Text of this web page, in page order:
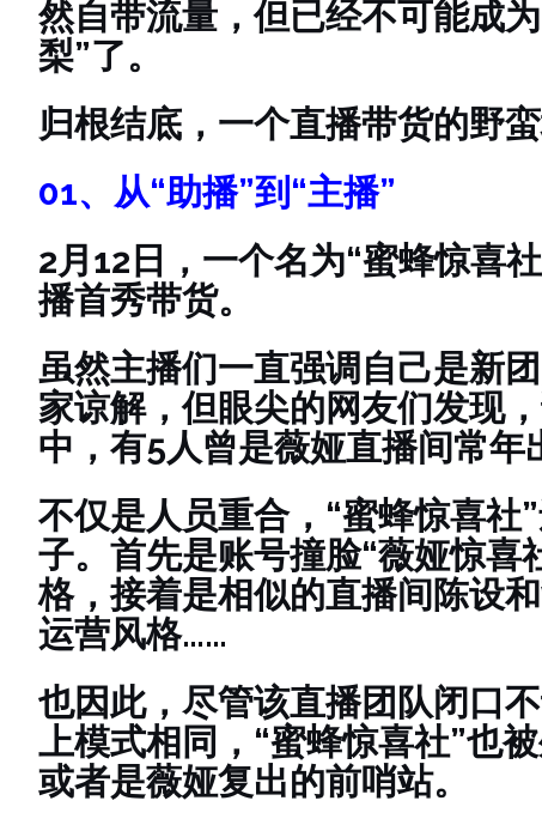
然自带流量，但已经不可能成
梨”了。
归根结底，一个直播带货的野
01、 从“助播”到“主播”
2月12日，一个名为“蜜蜂惊喜
播首秀带货。
虽然主播们一直强调自己是新
家谅解，但眼尖的网友们发现
中，有5人曾是薇娅直播间常年
不仅是人员重合，“蜜蜂惊喜社
子。首先是账号撞脸“薇娅惊喜
格，接着是相似的直播间陈设
运营风格……
也因此，尽管该直播团队闭口
上模式相同，“蜜蜂惊喜社”也
或者是薇娅复出的前哨站。